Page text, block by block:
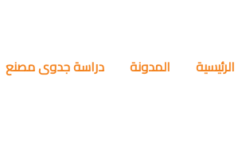
الرئيسية المدونة دراسة جدوى مصنع